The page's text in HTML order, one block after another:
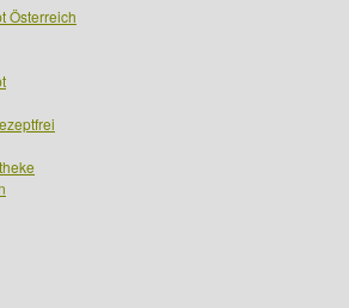
Österreich